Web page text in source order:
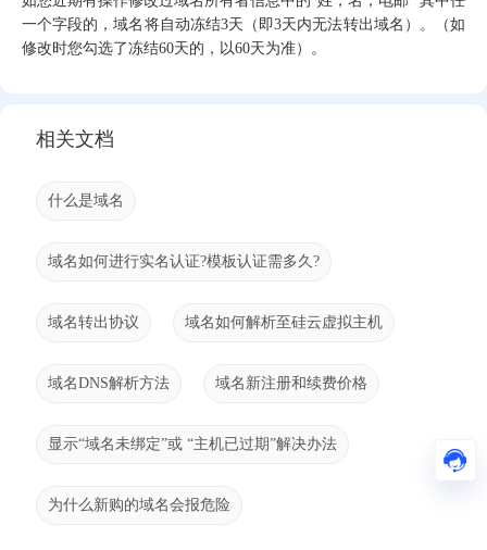
一个字段的，域名将自动冻结3天（即3天内无法转出域名）。（如
修改时您勾选了冻结60天的，以60天为准）。
相关文档
什么是域名
域名如何进行实名认证?模板认证需多久?
域名转出协议 域名如何解析至硅云虚拟主机
域名DNS解析方法 域名新注册和续费价格
显示“域名未绑定”或 “主机已过期”解决办法
为什么新购的域名会报危险